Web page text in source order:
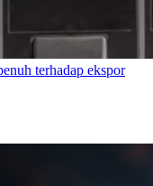
terhadap ekspor